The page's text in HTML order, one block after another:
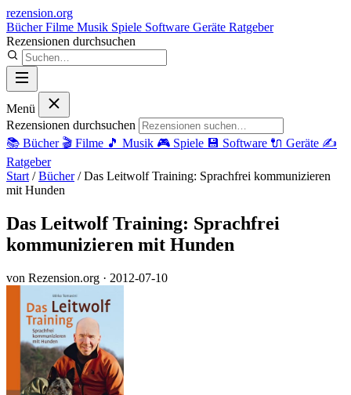
rezension.org
BücherFilme Musik Spiele Software Geräte Ratgeber
Rezensionen durchsuchen
Menü
Rezensionen durchsuchen
📚 Bücher 🎬 Filme 🎵 Musik 🎮 Spiele 💾 Software 🔌 Geräte ✍️
Ratgeber
Start / Bücher / Das Leitwolf Training: Sprachfrei kommunizieren
mit Hunden
Das Leitwolf Training: Sprachfrei
kommunizieren mit Hunden
von Rezension.org · 2012-07-10